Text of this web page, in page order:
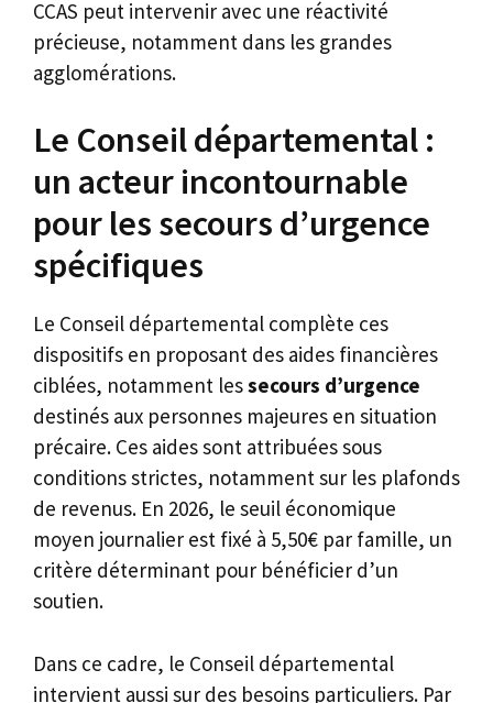
CCAS peut intervenir avec une réactivité
précieuse, notamment dans les grandes
agglomérations.
Le Conseil départemental :
un acteur incontournable
pour les secours d’urgence
spécifiques
Le Conseil départemental complète ces
dispositifs en proposant des aides financières
ciblées, notamment lessecours d’urgence
destinés aux personnes majeures en situation
précaire. Ces aides sont attribuées sous
conditions strictes, notamment sur les plafonds
de revenus. En 2026, le seuil économique
moyen journalier est fixé à 5,50€ par famille, un
critère déterminant pour bénéficier d’un
soutien.
Dans ce cadre, le Conseil départemental
intervient aussi sur des besoins particuliers. Par